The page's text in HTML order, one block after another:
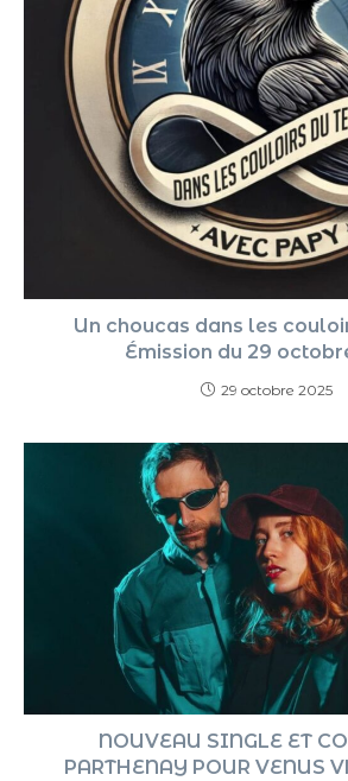
Un choucas dans les
Émission du 29
29 octobre 2025
NOUVEAU SINGLE ET
PARTHENAY POUR VENUS